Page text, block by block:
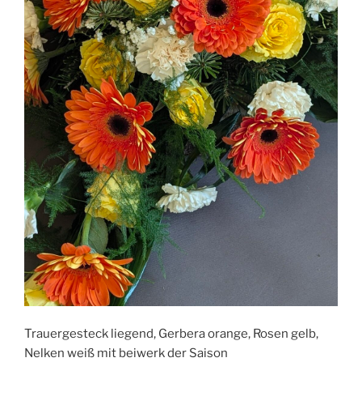
Trauergesteck liegend, Gerbera orange, Rosen gelb,
Nelken weiß mit beiwerk der Saison